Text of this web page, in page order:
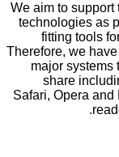
We aim to
technologies as
fitting tools
Therefore, we
major systems
share
Safari, Opera and